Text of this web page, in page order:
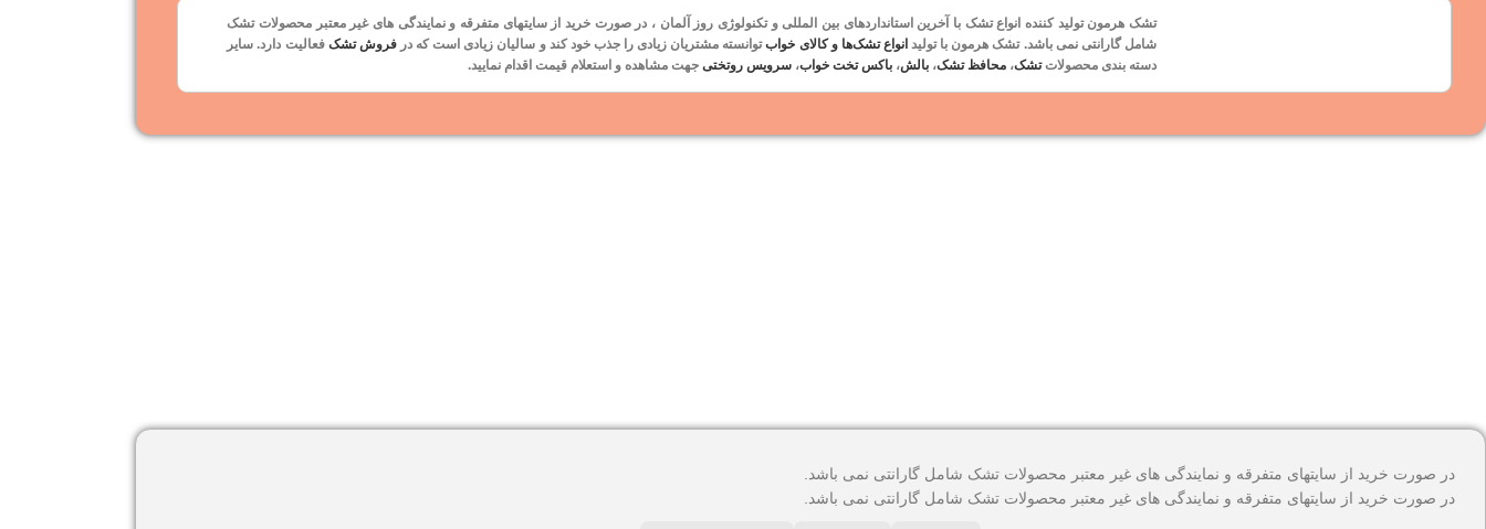
تشک هرمون تولید کننده انواع تشک با آخرین استانداردهای بین المللی وتکنولوژی روز آلمان ، در صورت خرید از سایتهای متفرقه و نمایندگی های غیر معتبر محصولات تشک
شاملگارانتی نمی باشد. تشک هرمون با تولیدانواع تشک‌ها و کالای خوابتوانسته مشتریان زیادی را جذب خود کند و سالیان زیادی است که درفروش تشک فعالیت دارد. سایر
دسته بندی محصولاتتشک،محافظ تشک،بالش،باکس تخت خواب،سرویس روتختی جهت مشاهده و استعلام قیمت اقدام نمایید.
در صورت خرید از سایتهای متفرقه و نمایندگی های غیر معتبر محصولات تشک شامل گارانتی نمی باشد.
در صورت خرید از سایتهای متفرقه و نمایندگی های غیر معتبر محصولات تشک شامل گارانتی نمی باشد.